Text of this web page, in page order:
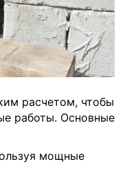
расчетом, чтобы
работы. Основные
мощные